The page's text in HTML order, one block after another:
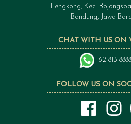
FOLLOW US ON
CHAT WITH US ON
62 813
Lengkong, Kec.
Bandung, Jawa